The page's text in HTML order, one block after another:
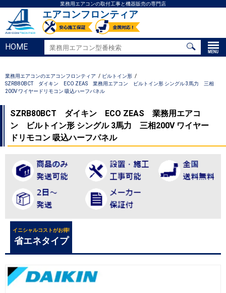
業務用エアコンの取付工事と機器販売の専門店
エアコンフロンティア
HOME
業務用エアコンのエアコンフロンティア
ビルトイン形
SZRB80BCT ダイキン ECO ZEAS 業務用エアコン ビルトイン形 シングル 3馬力 三相
200V ワイヤードリモコン 吸込ハーフパネル
SZRB80BCT ダイキン ECO ZEAS 業務用エアコ
ン ビルトイン形 シングル 3馬力 三相200V ワイヤー
ドリモコン 吸込ハーフパネル
イニシャルコストがお得!
省エネタイプ